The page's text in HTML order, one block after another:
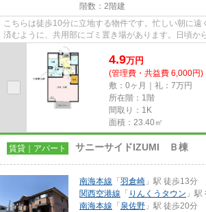
階数：2階建
こちらは徒歩10分に立地する物件です。忙しい朝に遠
済むように、共用部にゴミ置き場があります。日頃か
2駅利用可能な物件はいかがで...
4.9万円
(管理費・共益費 6,000円)
敷：0ヶ月｜礼：7万円
所在階：1階
間取り：1K
面積：23.40㎡
賃貸｜アパート サニーサイドIZUMI Ｂ棟
南海本線 「 羽倉崎 」駅 徒歩13分
関西空港線 「 りんくうタウン 」
南海本線 「 泉佐野 」駅 徒歩20分